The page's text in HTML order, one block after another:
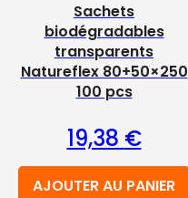
Sachets
biodégradables
transparents
Natureflex 80+50×250
100 pcs
19,38 €
AJOUTER AU PANIER